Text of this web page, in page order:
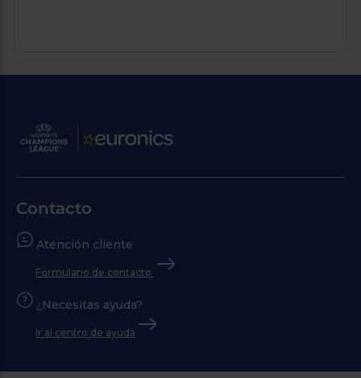
Contacto
Atención cliente
Formulario de contacto
¿Necesitas ayuda?
Ir al centro de ayuda